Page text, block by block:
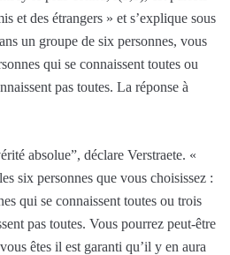
et des étrangers » et s’explique sous
un groupe de six personnes, vous
qui se connaissent toutes ou
pas toutes. La réponse à
absolue”, déclare Verstraete. «
six personnes que vous choisissez :
qui se connaissent toutes ou trois
pas toutes. Vous pourrez peut-être
êtes il est garanti qu’il y en aura